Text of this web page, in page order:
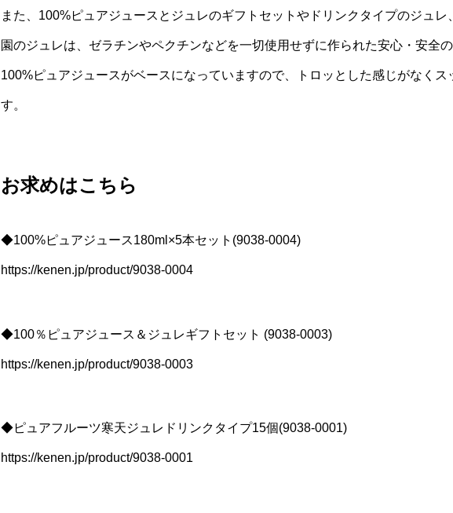
また、100%ピュアジュースとジュレのギフトセットやドリンクタイプのジュ
園のジュレは、ゼラチンやペクチンなどを一切使用せずに作られた安心・安全
100%ピュアジュースがベースになっていますので、トロッとした感じがなくス
す。
お求めはこちら
◆100%ピュアジュース180ml×5本セット(9038-0004)
https://kenen.jp/product/9038-0004
◆100％ピュアジュース＆ジュレギフトセット (9038-0003)
https://kenen.jp/product/9038-0003
◆ピュアフルーツ寒天ジュレドリンクタイプ15個(9038-0001)
https://kenen.jp/product/9038-0001